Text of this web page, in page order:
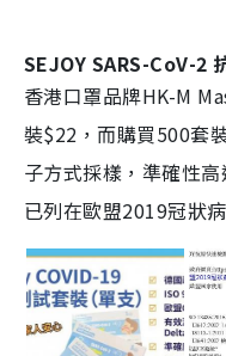
SEJOY SARS-CoV-2
香港口罩品牌HK-M
裝$22，而購買500套
子方式採樣，準確性
已列在歐盟2019冠狀